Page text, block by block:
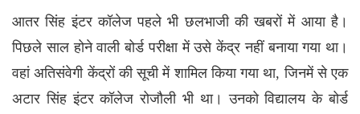
आतर सिंह इंटर कॉलेज पहले भी छलभाजी की खबरों में आया है।
पिछले साल होने वाली बोर्ड परीक्षा में उसे केंद्र नहीं बनाया गया था।
वहां अतिसंवेगी केंद्रों की सूची में शामिल किया गया था, जिनमें से एक
अटार सिंह इंटर कॉलेज रोजौली भी था। उनको विद्यालय के बोर्ड